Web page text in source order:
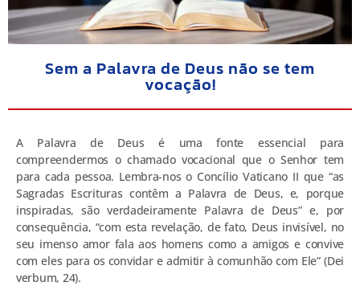
Sem a Palavra de Deus não se tem
vocação!
A Palavra de Deus é uma fonte essencial para
compreendermos o chamado vocacional que o Senhor tem
para cada pessoa. Lembra-nos o Concílio Vaticano II que “as
Sagradas Escrituras contêm a Palavra de Deus, e, porque
inspiradas, são verdadeiramente Palavra de Deus” e, por
consequência, “com esta revelação, de fato, Deus invisível, no
seu imenso amor fala aos homens como a amigos e convive
com eles para os convidar e admitir à comunhão com Ele” (Dei
verbum, 24).